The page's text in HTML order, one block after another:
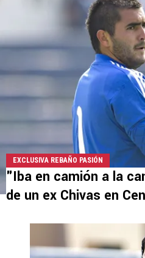
EXCLUSIVA REBAÑO PASIÓN
"Iba en camión a la
de un ex Chivas en